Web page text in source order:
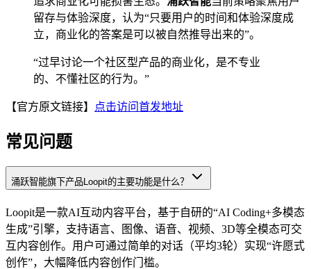
留存与体验深度，认为“只要用户的时间和体验深度成
立，商业化的答案是可以被自然推导出来的”。
“过早讨论一个社区型产品的商业化，是不专业
的、不懂社区的行为。”
【官方原文链接】 点击访问首发地址
常见问题
涌跃智能旗下产品Loopit的主要功能是什么？
Loopit是一款AI互动内容平台，基于自研的“AI Coding+多模态
生成”引擎，支持语言、图像、语音、视频、3D等全模态可交
互内容创作。用户可通过简单的对话（平均3轮）实现“许愿式
创作”，大幅降低内容创作门槛。